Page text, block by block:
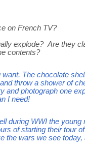
on French TV?
explode? Are they
contents?
The chocolate
throw a shower of
and photograph one
I need!
during WWI the
of starting their tour
the wars we see